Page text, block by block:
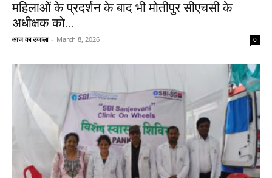
महिलाओं के प्रदर्शन के बाद भी मोतीपुर सीएचसी के
अधीक्षक को...
आज का उजाला - March 8, 2026 0